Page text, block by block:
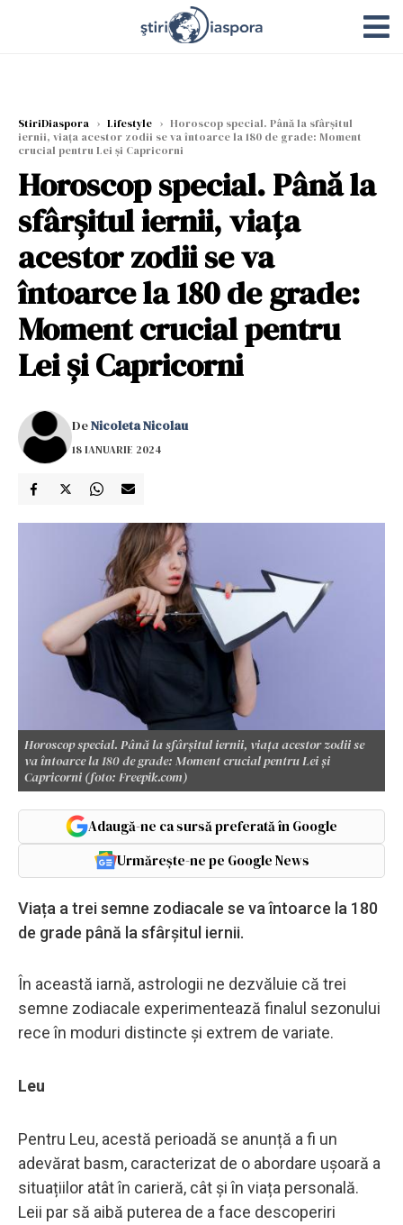
StiriDiaspora › Lifestyle › Horoscop special. Până la sfârșitul
iernii, viața acestor zodii se va întoarce la 180 de grade: Moment
crucial pentru Lei și Capricorni
Horoscop special. Până la
sfârșitul iernii, viața
acestor zodii se va
întoarce la 180 de grade:
Moment crucial pentru
Lei și Capricorni
DeNicoleta Nicolau
18 IANUARIE 2024
Horoscop special. Până la sfârșitul iernii, viața acestor zodii se
va întoarce la 180 de grade: Moment crucial pentru Lei și
Capricorni (foto: Freepik.com)
Adaugă-ne ca sursă preferată în Google
Urmărește-ne pe Google News
Viața a trei semne zodiacale se va întoarce la 180
de grade până la sfârșitul iernii.
În această iarnă, astrologii ne dezvăluie că trei
semne zodiacale experimentează finalul sezonului
rece în moduri distincte și extrem de variate.
Leu
Pentru Leu, acestă perioadă se anunță a fi un
adevărat basm, caracterizat de o abordare ușoară a
situațiilor atât în carieră, cât și în viața personală.
Leii par să aibă puterea de a face descoperiri